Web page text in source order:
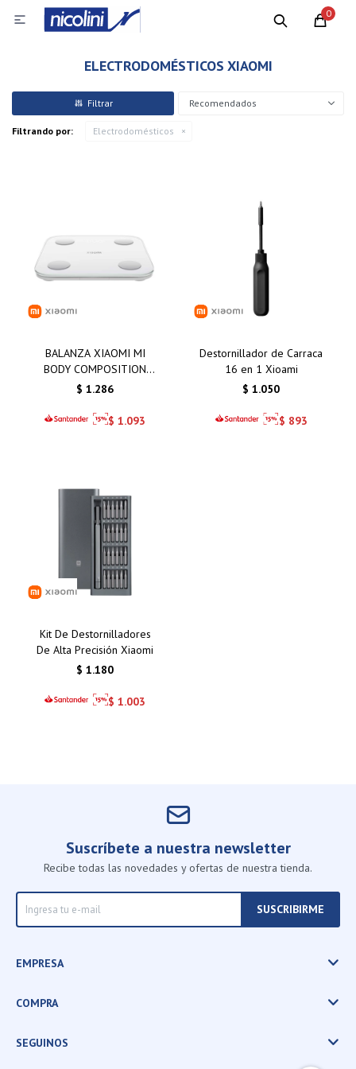
0

ELECTRODOMÉSTICOS XIAOMI
Recomendados
Filtrando por: Electrodomésticos
BALANZA XIAOMI MI
BODY COMPOSITION
SCALE S400
$ 1.286
$ 1.093
Destornillador de Carraca
16 en 1 Xioami
$ 1.050
$ 893
Kit De Destornilladores
De Alta Precisión Xiaomi
$ 1.180
$ 1.003
Suscríbete a nuestra newsletter
Recibe todas las novedades y ofertas de nuestra tienda.
SUSCRIBIRME
EMPRESA
COMPRA
SEGUINOS